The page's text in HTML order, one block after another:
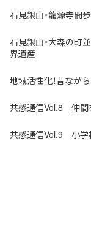
石見銀山・龍源寺間
石見銀山・大森の町
界遺産
地域活性化！昔なが
共感通信Vol.8 仲間
共感通信Vol.9 小学